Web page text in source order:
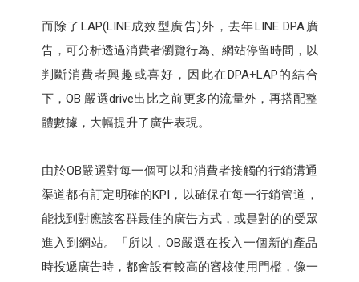
而除了LAP(LINE成效型廣告)外，去年LINE DPA廣
告，可分析透過消費者瀏覽行為、網站停留時間，以
判斷消費者興趣或喜好，因此在DPA+LAP的結合
下，OB 嚴選drive出比之前更多的流量外，再搭配整
體數據，大幅提升了廣告表現。
由於OB嚴選對每一個可以和消費者接觸的行銷溝通
渠道都有訂定明確的KPI，以確保在每一行銷管道，
能找到對應該客群最佳的廣告方式，或是對的的受眾
進入到網站。「所以，OB嚴選在投入一個新的產品
時投遞廣告時，都會設有較高的審核使用門檻，像一